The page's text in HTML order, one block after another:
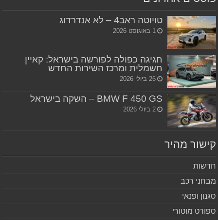
טויוטה ראב4 – לא אנדרדוג
1 באוגוסט 2026
חגיגה כפולה לפורשה בישראל: קאיין
חשמלית ומרכז השירות החדש
26 ביולי 2026
BMW F 450 GS – השקה בישראל
2 ביולי 2026
מהיר
רכב
ופנאי
מוטורי